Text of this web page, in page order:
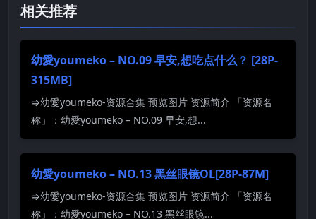
相关推荐
幼愛youmeko – NO.09 早安,想吃点什么？ [28P-
315MB]
⇒幼愛youmeko-资源合集 预览图片 资源简介 「资源名
称」：幼愛youmeko – NO.09 早安,想...
幼愛youmeko – NO.13 黑丝眼镜OL[28P-87M]
⇒幼愛youmeko-资源合集 预览图片 资源简介 「资源名
称」：幼愛youmeko – NO.13 黑丝眼镜...